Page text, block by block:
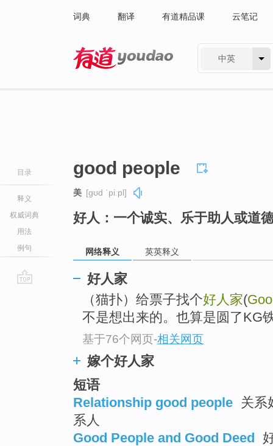
词典 翻译 有道精品课 云笔记
中英
目录
释义
权威词典
用法
例句
good people
美 [ɡʊd ˈpiːpl]
好人：一个诚实、乐于助人或道
网络释义 英英释义
好人家
（猫扑）给票子找个好人家(
不是想出来的。也算是圆了KG
基于76个网页-相关网页
嫁个好人家
短语
Relationship good people 关系
系人
Good People and Good Deed